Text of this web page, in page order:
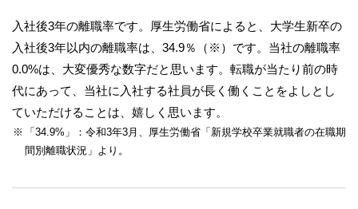
入社後3年の離職率です。厚生労働省によると、大学生新卒の
入社後3年以内の離職率は、34.9％（※）です。当社の離職率
0.0%は、大変優秀な数字だと思います。転職が当たり前の時
代にあって、当社に入社する社員が長く働くことをよしとし
ていただけることは、嬉しく思います。
「34.9%」：令和3年3月、厚生労働省「新規学校卒業就職者の在職期
間別離職状況」より。